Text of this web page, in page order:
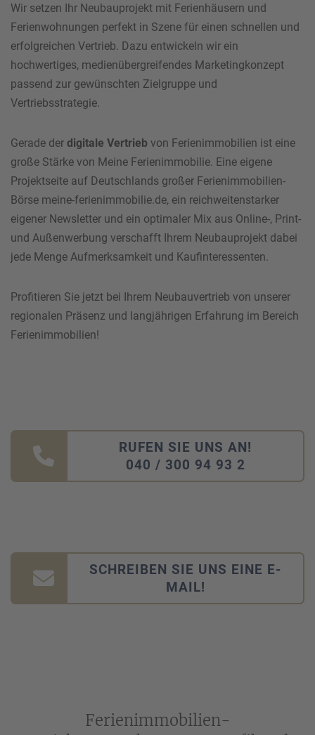
Wir setzen Ihr Neubauprojekt mit Ferienhäusern und
Ferienwohnungen perfekt in Szene für einen schnellen und
erfolgreichen Vertrieb. Dazu entwickeln wir ein
hochwertiges, medienübergreifendes Marketingkonzept
passend zur gewünschten Zielgruppe und
Vertriebsstrategie.
Gerade der digitale Vertrieb von Ferienimmobilien ist eine
große Stärke von Meine Ferienimmobilie. Eine eigene
Projektseite auf Deutschlands großer Ferienimmobilien-
Börse meine-ferienimmobilie.de, ein reichweitenstarker
eigener Newsletter und ein optimaler Mix aus Online-, Print-
und Außenwerbung verschafft Ihrem Neubauprojekt dabei
jede Menge Aufmerksamkeit und Kaufinteressenten.
Profitieren Sie jetzt bei Ihrem Neubauvertrieb von unserer
regionalen Präsenz und langjährigen Erfahrung im Bereich
Ferienimmobilien!
RUFEN SIE UNS AN!
040 / 300 94 93 2
SCHREIBEN SIE UNS EINE E-
MAIL!
Ferienimmobilien-